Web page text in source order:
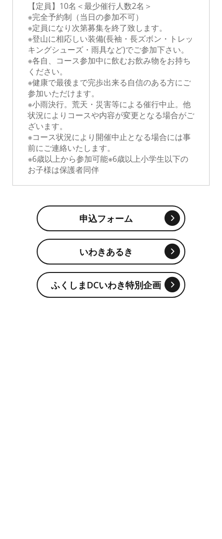
【定員】10名＜最少催行人数2名＞
※完全予約制（当日の参加不可）
※定員になり次第募集を終了致します。
※登山に相応しい装備(長袖・長ズボン・トレッ
キングシューズ・雨具など)でご参加下さい。
※各自、コース参加中に飲むお飲み物をお持ち
ください。
※健康で最後まで完歩出来る自信のある方にご
参加いただけます。
※小雨決行。荒天・災害等による催行中止。他
状況によりコースや内容が変更となる場合がご
ざいます。
※コース状況により開催中止となる場合には事
前にご連絡いたします。
※6歳以上から参加可能※6歳以上小学生以下の
お子様は保護者同伴
申込フォーム
いわきあるき
ふくしまDCいわき特別企画